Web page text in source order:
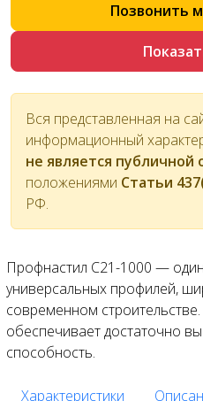
Позвонить
Вся представленная на
информационный
не является публичной
положениями Статьи
РФ.
Профнастил С21-1000 —
универсальных профилей,
современном
обеспечивает достаточно
способность.
Характеристики